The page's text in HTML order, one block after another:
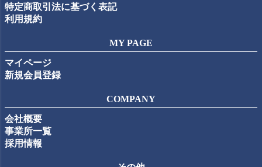
特定商取引法に基づく表記
利用規約
MY PAGE
マイページ
新規会員登録
COMPANY
会社概要
事業所一覧
採用情報